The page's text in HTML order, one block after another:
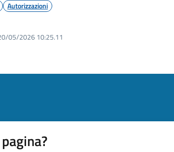
Autorizzazioni
05/2026 10:25.11